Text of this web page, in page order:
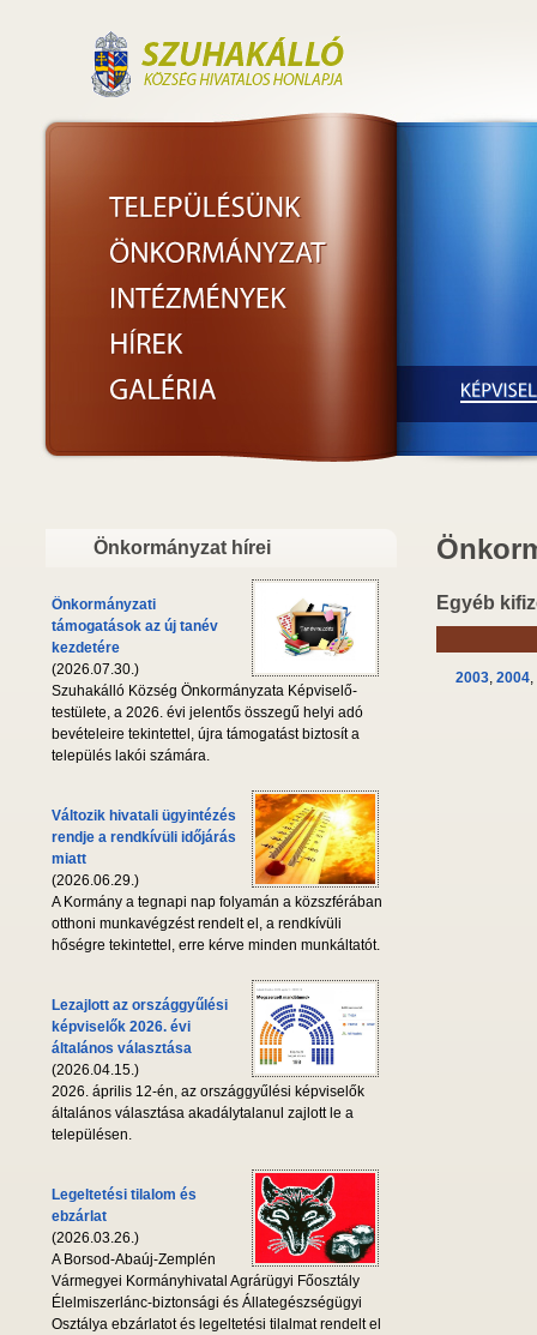
Önkormányzat hírei
Önkormányzati
támogatások az új tanév
kezdetére
(2026.07.30.)
Szuhakálló Község Önkormányzata Képviselő-
testülete, a 2026. évi jelentős összegű helyi adó
bevételeire tekintettel, újra támogatást biztosít a
település lakói számára.
Változik hivatali ügyintézés
rendje a rendkívüli időjárás
miatt
(2026.06.29.)
A Kormány a tegnapi nap folyamán a közszférában
otthoni munkavégzést rendelt el, a rendkívüli
hőségre tekintettel, erre kérve minden munkáltatót.
Lezajlott az országgyűlési
képviselők 2026. évi
általános választása
(2026.04.15.)
2026. április 12-én, az országgyűlési képviselők
általános választása akadálytalanul zajlott le a
településen.
Legeltetési tilalom és
ebzárlat
(2026.03.26.)
A Borsod-Abaúj-Zemplén
Vármegyei Kormányhivatal Agrárügyi Főosztály
Élelmiszerlánc-biztonsági és Állategészségügyi
Osztálya ebzárlatot és legeltetési tilalmat rendelt el
Egyéb
2003, 2004,